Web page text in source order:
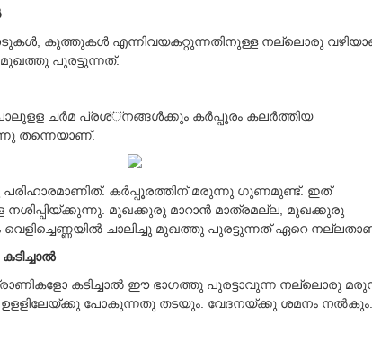
കുത്തുകള്‍ എന്നിവയകറ്റുന്നതിനുള്ള നല്ലൊരു
മുഖത്തു പുരട്ടുന്നത്.
ചര്‍മ പ്രശ്്നങ്ങള്‍ക്കും കര്‍പ്പൂരം കലര്‍ത്തിയ
തന്നെയാണ്.
കര്‍പ്പൂരത്തിന് മരുന്നു ഗുണമുണ്ട്. ഇത്
നശിപ്പിയ്ക്കുന്നു. മുഖക്കുരു മാറാന്‍ മാത്രമല്ല, മുഖക്കുരു
ചാലിച്ചു മുഖത്തു പുരട്ടുന്നത് ഏറെ
കടിച്ചാല്‍ ഈ ഭാഗത്തു പുരട്ടാവുന്ന നല്ലൊരു
ഉളളിലേയ്ക്കു പോകുന്നതു തടയും. വേദനയ്ക്കു ശമനം നല്‍കും.